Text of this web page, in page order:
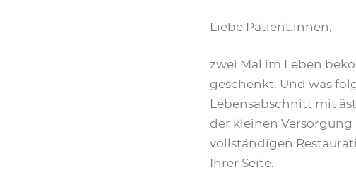
Liebe Patient:innen,
zwei Mal im Leben
geschenkt. Und was
Lebensabschnitt mit
der kleinen
vollständigen
Ihrer Seite.